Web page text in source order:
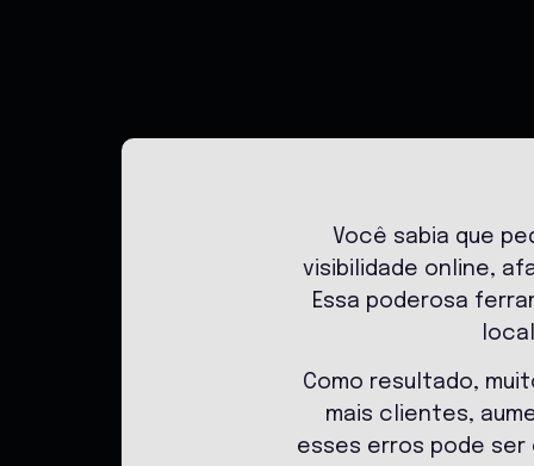
Você sabia que
visibilidade online,
Essa poderosa
Como resultado,
mais clientes,
esses erros pode ser